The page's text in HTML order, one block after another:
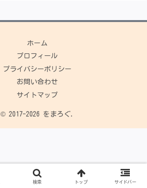
ホーム
プロフィール
プライバシーポリシー
お問い合わせ
サイトマップ
© 2017-2026 をまろぐ.
検索 トップ サイドバー